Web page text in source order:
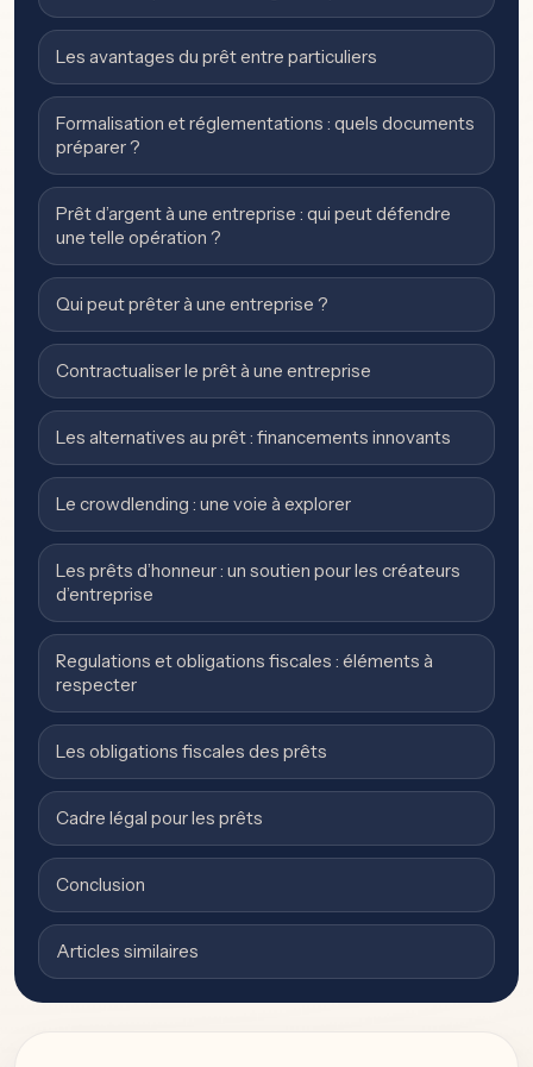
Les avantages du prêt entre particuliers
Formalisation et réglementations : quels documents
préparer ?
Prêt d’argent à une entreprise : qui peut défendre
une telle opération ?
Qui peut prêter à une entreprise ?
Contractualiser le prêt à une entreprise
Les alternatives au prêt : financements innovants
Le crowdlending : une voie à explorer
Les prêts d’honneur : un soutien pour les créateurs
d’entreprise
Regulations et obligations fiscales : éléments à
respecter
Les obligations fiscales des prêts
Cadre légal pour les prêts
Conclusion
Articles similaires